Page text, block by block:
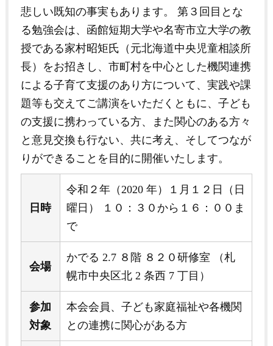
悲しい既知の事実もあります。 第３回目とな
る勉強会は、函館短期大学や名寄市立大学の教
授である家村昭矩氏（元北海道中央児童相談所
長）をお招きし、市町村を中心とした機関連携
による子育て支援のあり方について、実践や課
題等も交えてご講演をいただくともに、子ども
の支援に携わっている方、また関心のある方々
と意見交換も行ない、共に考え、そしてつなが
りができることを目的に開催いたします。
日時
令和２年（2020 年）１月１２日（日
曜日） １０：３０から１６：００ま
で
会場
かでる 2.7 ８階 ８２０研修室 （札
幌市中央区北 2 条西 7 丁目）
参加
対象
本会会員、子ども家庭福祉や各機関
との連携に関心がある方